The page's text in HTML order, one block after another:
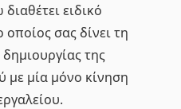
ειδικό
σας δίνει τη
της
με μία μόνο κίνηση